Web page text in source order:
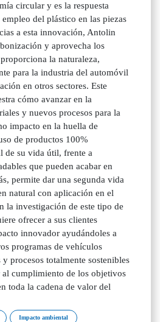
circular y es la respuesta
del plástico en las piezas
a esta innovación, Antolin
y aprovecha los
la naturaleza,
para la industria del automóvil
en otros sectores. Este
cómo avanzar en la
y nuevos procesos para la
impacto en la huella de
de productos 100%
de su vida útil, frente a
que pueden acabar en
permite dar una segunda vida
natural con aplicación en el
la investigación de este tipo de
ofrecer a sus clientes
innovador ayudándoles a
programas de vehículos
y procesos totalmente sostenibles
cumplimiento de los objetivos
toda la cadena de valor del
Impacto ambiental